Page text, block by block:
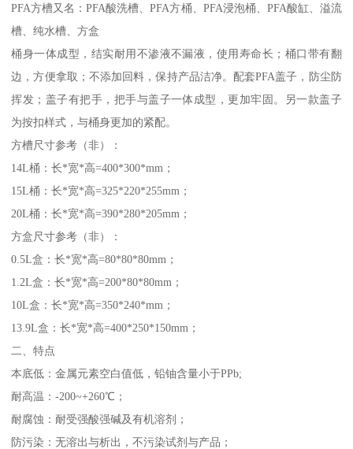
PFA方槽又名：PFA酸洗槽、PFA方桶、PFA浸泡桶、PFA酸缸、溢流
槽、纯水槽、方盒
桶身一体成型，结实耐用不渗液不漏液，使用寿命长；桶口带有翻
边，方便拿取；不添加回料，保持产品洁净。配套PFA盖子，防尘防
挥发；盖子有把手，把手与盖子一体成型，更加牢固。另一款盖子
为按扣样式，与桶身更加的紧配。
方槽尺寸参考（非）：
14L桶：长*宽*高=400*300*mm；
15L桶：长*宽*高=325*220*255mm；
20L桶：长*宽*高=390*280*205mm；
方盒尺寸参考（非）：
0.5L盒：长*宽*高=80*80*80mm；
1.2L盒：长*宽*高=200*80*80mm；
10L盒：长*宽*高=350*240*mm；
13.9L盒：长*宽*高=400*250*150mm；
二、特点
本底低：金属元素空白值低，铅铀含量小于PPb;
耐高温：-200~+260℃；
耐腐蚀：耐受强酸强碱及有机溶剂；
防污染：无溶出与析出，不污染试剂与产品；